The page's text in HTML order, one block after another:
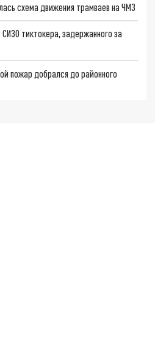
схема движения трамваев на ЧМЗ
тиктокера, задержанного за
пожар добрался до районного